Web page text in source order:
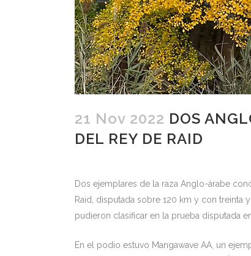
21 Nov 2022 DOS
DEL REY DE RAID
Dos ejemplares de la raza Anglo-árabe
Raid, disputada sobre 120 km y con treinta
pudieron clasificar en la prueba disputada
En el podio estuvo Mangawave AA, un